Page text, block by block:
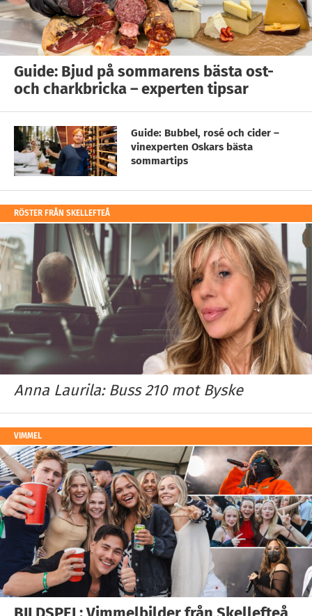
Guide: Bjud på sommarens bästa ost-
och charkbricka – experten tipsar
Guide: Bubbel, rosé och cider –
vinexperten Oskars bästa
sommartips
RÖSTER FRÅN SKELLEFTEÅ
Anna Laurila: Buss 210 mot Byske
VIMMEL